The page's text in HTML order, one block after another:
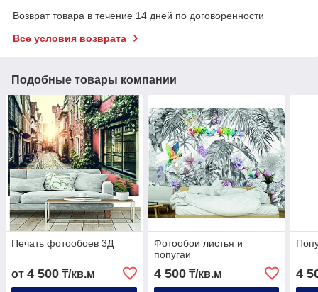
Возврат товара в течение 14 дней по договоренности
Все условия возврата
Подобные товары компании
Печать фотообоев 3Д
от 4 500 ₸/кв.м
Фотообои листья и
попугаи
4 500₸/кв.м 4